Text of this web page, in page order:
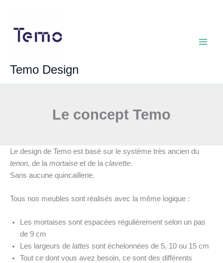
contenu
Temo Design
Le concept Temo
Le design de Temo est basé sur le système très ancien du
tenon, de la mortaise et de la clavette.
Sans aucune quincaillerie.
Tous nos meubles sont réalisés avec la même logique :
Les mortaises sont espacées régulièrement selon un pas
de 9 cm
Les largeurs de lattes sont échelonnées de 5, 10 ou 15 cm
Tout ce dont vous avez besoin, ce sont des différents